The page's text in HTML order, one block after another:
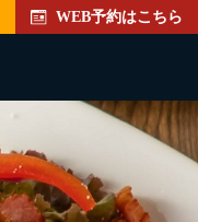
WEB予約はこちら